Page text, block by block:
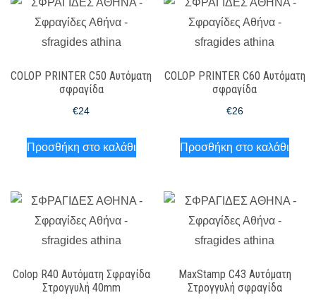
COLOP PRINTER C50 Αυτόματη
σφραγίδα
€24
Προσθήκη στο καλάθι
COLOP PRINTER C60 Αυτόματη
σφραγίδα
€26
Προσθήκη στο καλάθι
Colop R40 Αυτόματη Σφραγίδα
Στρογγυλή 40mm
MaxStamp C43 Αυτόματη
Στρογγυλή σφραγίδα